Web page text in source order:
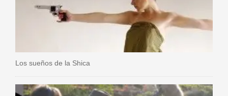
Los sueños de la Shica